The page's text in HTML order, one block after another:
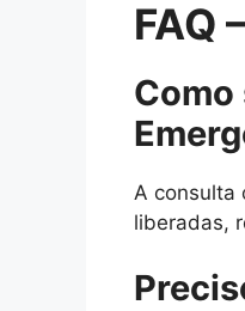
FAQ
A consulta
liberadas,